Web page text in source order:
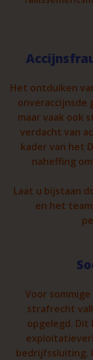
Het ontduiken
onveraccijnsde
maar vaak ook
verdacht van
kader van het
naheffing
Laat u bijstaan
en het
Voor
strafrecht
opgelegd. Dit
bedrijfssluiting.